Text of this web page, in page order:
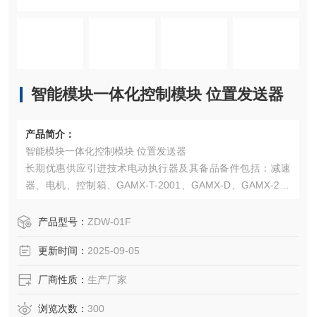
智能模块一体化控制模块 位置发送器
产品简介：
智能模块一体化控制模块 位置发送器
长期优惠供应引进技术电动执行器及其备品备件包括：减速
器、电机、控制箱、GAMX-T-2001、GAMX-D、GAMX-200
动板、输出板、YF-220A功率控制模块、电位器、凸轮机构
产品型号： ZDW-01F
更新时间： 2025-09-05
厂商性质： 生产厂家
浏览次数： 300